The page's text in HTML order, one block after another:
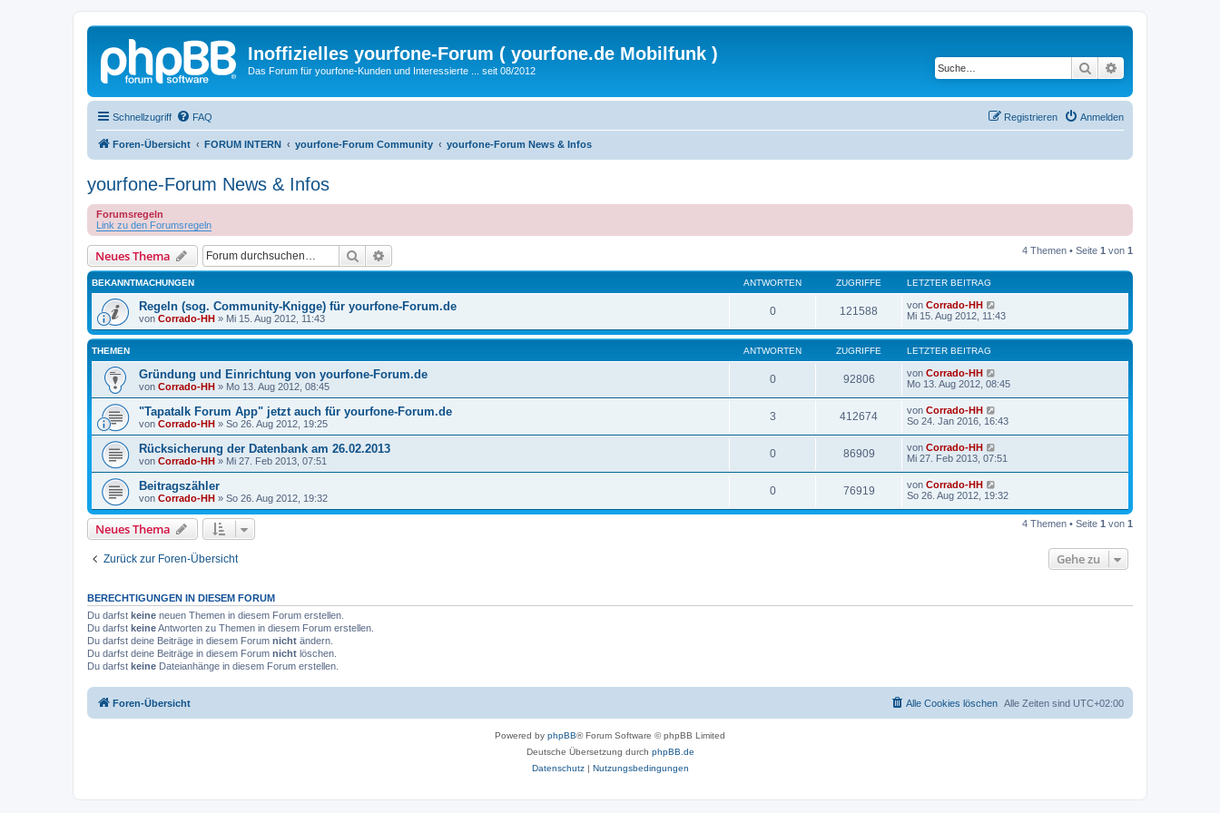
Inoffizielles yourfone-Forum ( yourfone.de Mobilfunk )
Das Forum für yourfone-Kunden und Interessierte ... seit 08/2012 Suche
Schnellzugriff FAQ Anmelden
Registrieren
Foren-Übersicht FORUM INTERN yourfone-Forum Community yourfone-Forum News & Infos
yourfone-Forum News & Infos
Forumsregeln
Link zu den Forumsregeln
Neues Thema Suche 4 Themen • Seite 1 von 1
BEKANNTMACHUNGEN ANTWORTEN ZUGRIFFE LETZTER BEITRAG
Regeln (sog. Community-Knigge) für yourfone-Forum.de
von Corrado-HH » Mi 15. Aug 2012, 11:43
0 121588 von Corrado-HH
Mi 15. Aug 2012, 11:43
THEMEN ANTWORTEN ZUGRIFFE LETZTER BEITRAG
Gründung und Einrichtung von yourfone-Forum.de
von Corrado-HH » Mo 13. Aug 2012, 08:45
0 92806 von Corrado-HH
Mo 13. Aug 2012, 08:45
"Tapatalk Forum App" jetzt auch für yourfone-Forum.de
von Corrado-HH » So 26. Aug 2012, 19:25
3 412674 von Corrado-HH
So 24. Jan 2016, 16:43
Rücksicherung der Datenbank am 26.02.2013
von Corrado-HH » Mi 27. Feb 2013, 07:51
0 86909 von Corrado-HH
Mi 27. Feb 2013, 07:51
Beitragszähler
von Corrado-HH » So 26. Aug 2012, 19:32
0 76919 von Corrado-HH
So 26. Aug 2012, 19:32
Neues Thema 4 Themen • Seite 1 von 1
Zurück zur Foren-Übersicht Gehe zu
BERECHTIGUNGEN IN DIESEM FORUM
Du darfst keine neuen Themen in diesem Forum erstellen.
Du darfst keineAntworten zu Themen in diesem Forum erstellen.
Du darfst deine Beiträge in diesem Forum nicht ändern.
Du darfst deine Beiträge in diesem Forum nicht löschen.
Du darfst keine Dateianhänge in diesem Forum erstellen.
Foren-Übersicht Alle Zeiten sind UTC+02:00
Alle Cookies löschen
Powered by phpBB® Forum Software © phpBB Limited
Deutsche Übersetzung durch phpBB.de
Datenschutz| Nutzungsbedingungen